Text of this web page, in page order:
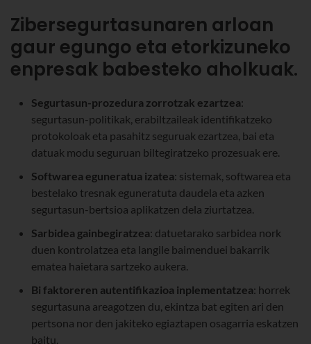
Zibersegurtasunaren arloan
gaur egungo eta etorkizuneko
enpresak babesteko aholkuak.
Segurtasun-prozedura zorrotzak ezartzea:
segurtasun-politikak, erabiltzaileak identifikatzeko
protokoloak eta pasahitz seguruak ezartzea, bai eta
datuak modu seguruan biltegiratzeko prozesuak ere.
Softwarea eguneratua izatea: sistemak, softwarea eta
bestelako tresnak eguneratuta daudela eta azken
segurtasun-bertsioa aplikatzen dela ziurtatzea.
Sarbidea gainbegiratzea: datuetarako sarbidea nork
duen kontrolatzea eta langile baimenduei bakarrik
ematea haietara sartzeko aukera.
Bi faktoreren autentifikazioa inplementatzea: horrek
segurtasuna areagotzen du, ekintza bat egiten ari den
pertsona nor den jakiteko egiaztapen osagarria eskatzen
baitu.